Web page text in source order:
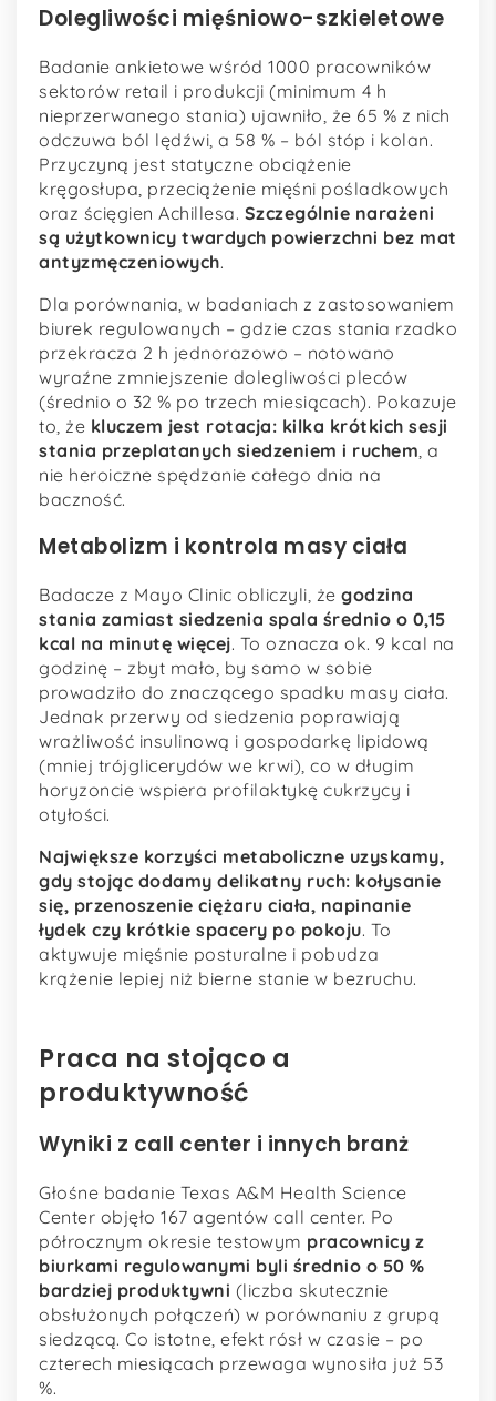
Dolegliwości mięśniowo-szkieletowe
Badanie ankietowe wśród 1000 pracowników
sektorów retail i produkcji (minimum 4 h
nieprzerwanego stania) ujawniło, że 65 % z nich
odczuwa ból lędźwi, a 58 % – ból stóp i kolan.
Przyczyną jest statyczne obciążenie
kręgosłupa, przeciążenie mięśni pośladkowych
oraz ścięgien Achillesa. Szczególnie narażeni
są użytkownicy twardych powierzchni bez mat
antyzmęczeniowych.
Dla porównania, w badaniach z zastosowaniem
biurek regulowanych – gdzie czas stania rzadko
przekracza 2 h jednorazowo – notowano
wyraźne zmniejszenie dolegliwości pleców
(średnio o 32 % po trzech miesiącach). Pokazuje
to, że kluczem jest rotacja: kilka krótkich sesji
stania przeplatanych siedzeniem i ruchem, a
nie heroiczne spędzanie całego dnia na
baczność.
Metabolizm i kontrola masy ciała
Badacze z Mayo Clinic obliczyli, że godzina
stania zamiast siedzenia spala średnio o 0,15
kcal na minutę więcej. To oznacza ok. 9 kcal na
godzinę – zbyt mało, by samo w sobie
prowadziło do znaczącego spadku masy ciała.
Jednak przerwy od siedzenia poprawiają
wrażliwość insulinową i gospodarkę lipidową
(mniej trójglicerydów we krwi), co w długim
horyzoncie wspiera profilaktykę cukrzycy i
otyłości.
Największe korzyści metaboliczne uzyskamy,
gdy stojąc dodamy delikatny ruch: kołysanie
się, przenoszenie ciężaru ciała, napinanie
łydek czy krótkie spacery po pokoju. To
aktywuje mięśnie posturalne i pobudza
krążenie lepiej niż bierne stanie w bezruchu.
Praca na stojąco a
produktywność
Wyniki z call center i innych branż
Głośne badanie Texas A&M Health Science
Center objęło 167 agentów call center. Po
półrocznym okresie testowym pracownicy z
biurkami regulowanymi byli średnio o 50 %
bardziej produktywni (liczba skutecznie
obsłużonych połączeń) w porównaniu z grupą
siedzącą. Co istotne, efekt rósł w czasie – po
czterech miesiącach przewaga wynosiła już 53
%.